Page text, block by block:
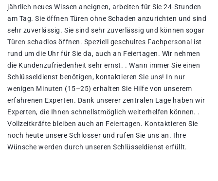
jährlich neues Wissen aneignen, arbeiten für Sie 24-Stunden
am Tag. Sie öffnen Türen ohne Schaden anzurichten und sind
sehr zuverlässig. Sie sind sehr zuverlässig und können sogar
Türen schadlos öffnen. Speziell geschultes Fachpersonal ist
rund um die Uhr für Sie da, auch an Feiertagen. Wir nehmen
die Kundenzufriedenheit sehr ernst. . Wann immer Sie einen
Schlüsseldienst benötigen, kontaktieren Sie uns! In nur
wenigen Minuten (15–25) erhalten Sie Hilfe von unserem
erfahrenen Experten. Dank unserer zentralen Lage haben wir
Experten, die Ihnen schnellstmöglich weiterhelfen können. .
Vollzeitkräfte bleiben auch an Feiertagen. Kontaktieren Sie
noch heute unsere Schlosser und rufen Sie uns an. Ihre
Wünsche werden durch unseren Schlüsseldienst erfüllt.